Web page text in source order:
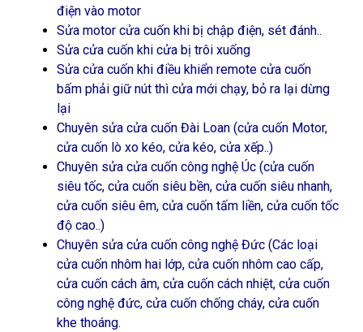
điện vào motor
Sửa motor cửa cuốn khi bị chập điện, sét đánh..
Sửa cửa cuốn khi cửa bị trôi xuống
Sửa cửa cuốn khi điều khiển remote cửa cuốn
bấm phải giữ nút thì cửa mới chạy, bỏ ra lại dừng
lại
Chuyên sửa cửa cuốn Đài Loan (cửa cuốn Motor,
cửa cuốn lò xo kéo, cửa kéo, cửa xếp..)
Chuyên sửa cửa cuốn công nghệ Úc (cửa cuốn
siêu tốc, cửa cuốn siêu bền, cửa cuốn siêu nhanh,
cửa cuốn siêu êm, cửa cuốn tấm liền, cửa cuốn tốc
độ cao..)
Chuyên sửa cửa cuốn công nghệ Đức (Các loại
cửa cuốn nhôm hai lớp, cửa cuốn nhôm cao cấp,
cửa cuốn cách âm, cửa cuốn cách nhiệt, cửa cuốn
công nghệ đức, cửa cuốn chống cháy, cửa cuốn
khe thoáng.